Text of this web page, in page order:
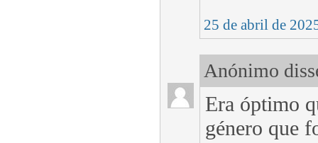
25 de abril de
Anónimo
Era óptimo
género que